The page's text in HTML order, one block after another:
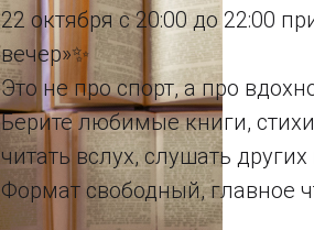
22 октября с 20:00 до 22:00
вечер»✨
Это не про спорт, а про
Берите любимые книги,
читать вслух, слушать
Формат свободный, главное